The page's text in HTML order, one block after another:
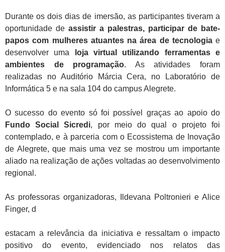
Durante os dois dias de imersão, as participantes tiveram a
oportunidade de assistir a palestras, participar de bate-
papos com mulheres atuantes na área de tecnologiae
desenvolver uma
loja virtual utilizando ferramentas e
ambientes de programação. As atividades foram
realizadas no Auditório Márcia Cera, no
Laboratório de
Informática 5 e na sala 104 do campus Alegrete.
O sucesso do evento só foi possível graças ao apoio do
Fundo Social Sicredi, por meio do qual o projeto foi
contemplado, e à parceria com o Ecossistema de Inovação
de Alegrete, que mais uma vez se mostrou um importante
aliado na realização de ações voltadas ao desenvolvimento
regional.
As professoras organizadoras,
Ildevana Poltronieri e Alice
Finger, d
estacam a relevância da iniciativa e ressaltam o impacto
positivo do evento, evidenciado nos relatos das